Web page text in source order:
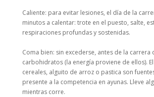
Caliente: para evitar lesiones, el día de la
minutos a calentar: trote en el puesto, salte,
respiraciones profundas y sostenidas.
Coma bien: sin excederse, antes de la carrera
carbohidratos (la energía proviene de ellos).
cereales, alguito de arroz o pastica son
presente a la competencia en ayunas. Lleve
mientras corre.